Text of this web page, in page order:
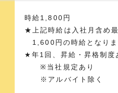
時給1,800円
★上記時給は入社月含め
1,600円の時給となりま
★年1回、昇給・昇格制度
※当社規定あり
※アルバイト除く